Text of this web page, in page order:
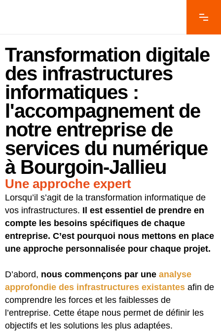
Transformation digitale
des infrastructures
informatiques :
l'accompagnement de
notre entreprise de
services du numérique
à Bourgoin-Jallieu
Une approche expert
Lorsqu’il s’agit de la transformation informatique de
vos infrastructures. Il est essentiel de prendre en
compte les besoins spécifiques de chaque
entreprise. C’est pourquoi nous mettons en place
une approche personnalisée pour chaque projet.
D’abord, nous commençons par une analyse
approfondie des infrastructures existantes afin de
comprendre les forces et les faiblesses de
l’entreprise. Cette étape nous permet de définir les
objectifs et les solutions les plus adaptées.